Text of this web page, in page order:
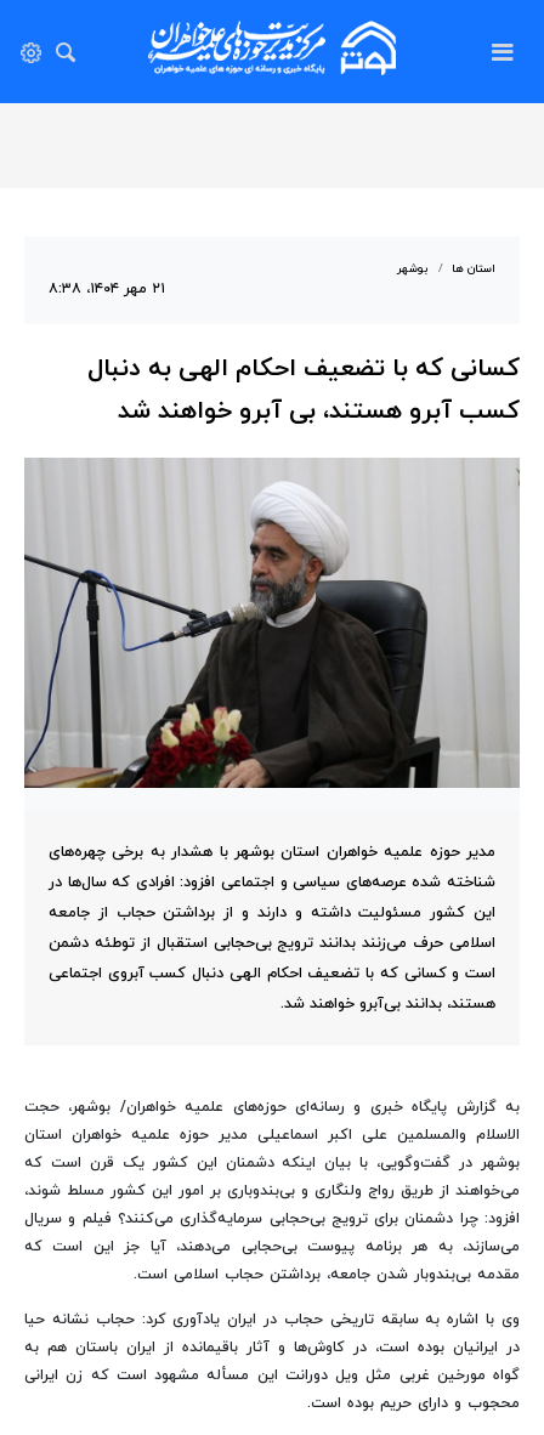
استان ها بوشهر
۲۱ مهر ۱۴۰۴، ۸:۳۸
کسانی که با تضعیف احکام الهی به دنبال
کسب آبرو هستند، بی آبرو خواهند شد
مدیر حوزه علمیه خواهران استان بوشهر با هشدار به برخی چهره‌های
شناخته شده عرصه‌های سیاسی و اجتماعی افزود: افرادی که سال‌ها در
این کشور مسئولیت داشته و دارند و از برداشتن حجاب از جامعه
اسلامی حرف می‌زنند بدانند ترویج بی‌حجابی استقبال از توطئه دشمن
است و کسانی که با تضعیف احکام الهی دنبال کسب آبروی اجتماعی
هستند، بدانند بی‌آبرو خواهند شد.
به گزارش پایگاه خبری و رسانه‌ای حوزه‌های علمیه خواهران/ بوشهر، حجت
الاسلام والمسلمین علی اکبر اسماعیلی مدیر حوزه علمیه خواهران استان
بوشهر در گفت‌وگویی، با بیان اینکه دشمنان این کشور یک قرن است که
می‌خواهند از طریق رواج ولنگاری و بی‌بندوباری بر امور این کشور مسلط شوند،
افزود: چرا دشمنان برای ترویج بی‌حجابی سرمایه‌گذاری می‌کنند؟ فیلم و سریال
می‌سازند، به هر برنامه پیوست بی‌حجابی می‌دهند، آیا جز این است که
مقدمه بی‌بندوبار شدن جامعه، برداشتن حجاب اسلامی است.
وی با اشاره به سابقه تاریخی حجاب در ایران یادآوری کرد: حجاب نشانه حیا
در ایرانیان بوده است، در کاوش‌ها و آثار باقیمانده از ایران باستان هم به
گواه مورخین غربی مثل ویل دورانت این مسأله مشهود است که زن ایرانی
محجوب و دارای حریم بوده است.